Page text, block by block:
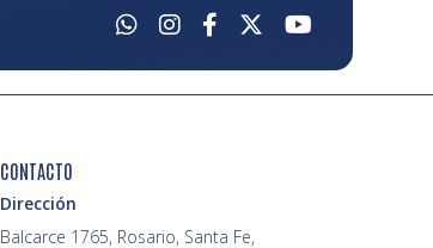
CONTACTO
Dirección
Balcarce 1765, Rosario, Santa Fe,